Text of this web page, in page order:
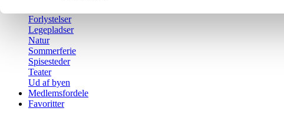
Forlystelser
Legepladser
Natur
Sommerferie
Spisesteder
Teater
Ud af byen
Medlemsfordele
Favoritter